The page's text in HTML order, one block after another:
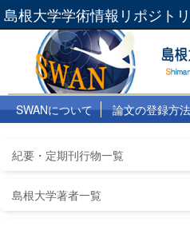
島根大学学術情報リポジトリ
SWANについて 論文の登録方
紀要・定期刊行物一覧
島根大学著者一覧